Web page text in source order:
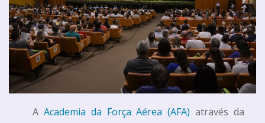
A Academia da Força Aérea (AFA) através da